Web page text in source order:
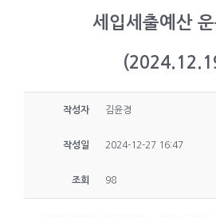
세입세출예산
작성자 김윤경
작성일 2024-12-27 16:47
조회 98